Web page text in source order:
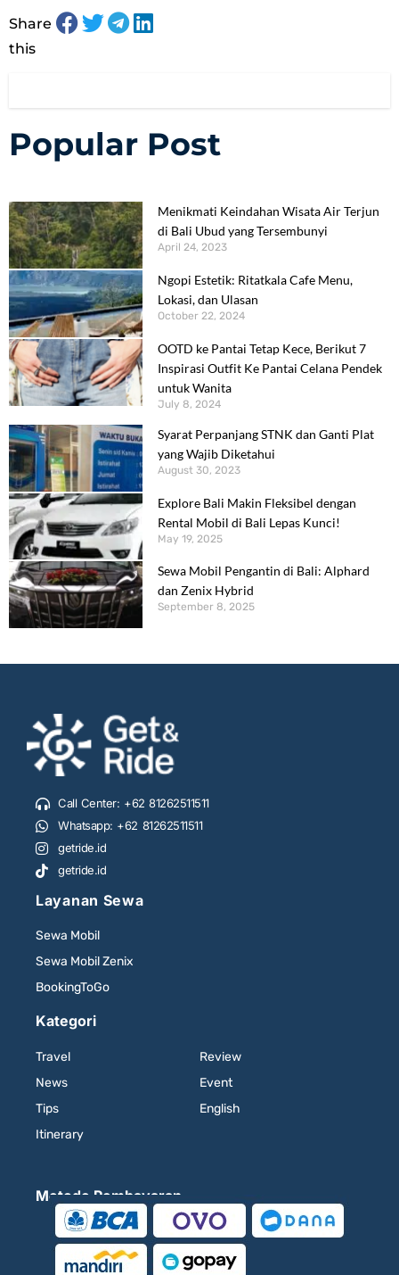
Share
this
Popular Post
Menikmati Keindahan Wisata Air Terjun
di Bali Ubud yang Tersembunyi
April 24, 2023
Ngopi Estetik: Ritatkala Cafe Menu,
Lokasi, dan Ulasan
October 22, 2024
OOTD ke Pantai Tetap Kece, Berikut 7
Inspirasi Outfit Ke Pantai Celana Pendek
untuk Wanita
July 8, 2024
Syarat Perpanjang STNK dan Ganti Plat
yang Wajib Diketahui
August 30, 2023
Explore Bali Makin Fleksibel dengan
Rental Mobil di Bali Lepas Kunci!
May 19, 2025
Sewa Mobil Pengantin di Bali: Alphard
dan Zenix Hybrid
September 8, 2025
Call Center: +62 81262511511
Whatsapp: +62 81262511511
getride.id
getride.id
Layanan Sewa
Sewa Mobil
Sewa Mobil Zenix
BookingToGo
Kategori
Travel
News
Tips
Itinerary
Review
Event
English
Metode Pembayaran